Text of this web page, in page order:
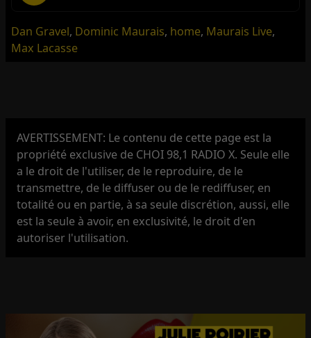
Dan Gravel, Dominic Maurais, home, Maurais Live,
Max Lacasse
AVERTISSEMENT: Le contenu de cette page est la
propriété exclusive de CHOI 98,1 RADIO X. Seule elle
a le droit de l'utiliser, de le reproduire, de le
transmettre, de le diffuser ou de le rediffuser, en
totalité ou en partie, à sa seule discrétion, aussi, elle
est la seule à avoir, en exclusivité, le droit d'en
autoriser l'utilisation.